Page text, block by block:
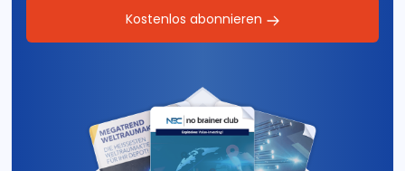
Kostenlos abonnieren